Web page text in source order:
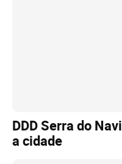
DDD Serra do
a cidade